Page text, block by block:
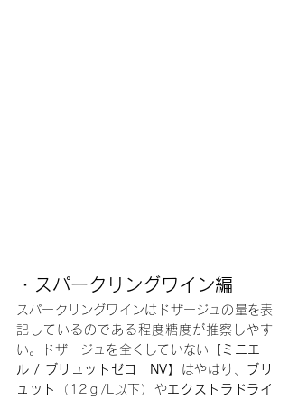
・スパークリングワイン編
スパークリングワインはドザージュの量を表
記しているのである程度糖度が推察しやす
い。ドザージュを全くしていない【 ミニエー
ル / ブリュットゼロ　NV】はやはり、 ブリ
ュット
（12ｇ/L以下）やエクストラドライ